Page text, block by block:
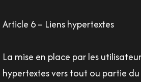
Article 6 – Liens hypertextes
La mise en place par les
hypertextes vers tout ou partie